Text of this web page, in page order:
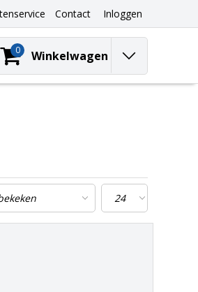
Contact Inloggen
0 Winkelwagen